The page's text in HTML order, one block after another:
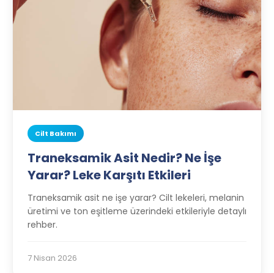
Cilt Bakımı
Traneksamik Asit Nedir? Ne İşe
Yarar? Leke Karşıtı Etkileri
Traneksamik asit ne işe yarar? Cilt lekeleri, melanin
üretimi ve ton eşitleme üzerindeki etkileriyle detaylı
rehber.
7 Nisan 2026